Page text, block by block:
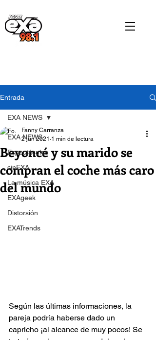
Entrada
EXA NEWS
Espectáculos
cinEXA
La música EXA
EXAgeek
Distorsión
EXATrends
EXA NEWS
Beyoncé y su marido se
compran el coche más caro
del mundo
Fanny Carranza
2 jun 2021 1 min de lectura
Según las últimas informaciones, la
pareja podría haberse dado un
capricho ¡al alcance de muy pocos! Se